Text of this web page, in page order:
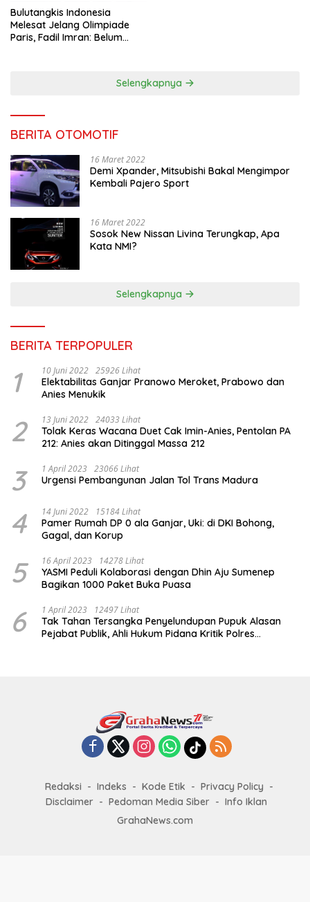
Bulutangkis Indonesia
Melesat Jelang Olimpiade
Paris, Fadil Imran: Belum
Selengkapnya
BERITA OTOMOTIF
16 Maret 2022
Demi Xpander, Mitsubishi Bakal Mengimpor
Kembali Pajero Sport
16 Maret 2022
Sosok New Nissan Livina Terungkap, Apa
Kata NMI?
Selengkapnya
BERITA TERPOPULER
1 10 Juni 2022 25926 Lihat
Elektabilitas Ganjar Pranowo Meroket, Prabowo dan
Anies Menukik
2 13 Juni 2022 24033 Lihat
Tolak Keras Wacana Duet Cak Imin-Anies, Pentolan PA
212: Anies akan Ditinggal Massa 212
3 1 April 2023 23066 Lihat
Urgensi Pembangunan Jalan Tol Trans Madura
4 14 Juni 2022 15184 Lihat
Pamer Rumah DP 0 ala Ganjar, Uki: di DKI Bohong,
Gagal, dan Korup
5 16 April 2023 14278 Lihat
YASMI Peduli Kolaborasi dengan Dhin Aju Sumenep
Bagikan 1000 Paket Buka Puasa
6 1 April 2023 12497 Lihat
Tak Tahan Tersangka Penyelundupan Pupuk Alasan
Pejabat Publik, Ahli Hukum Pidana Kritik Polres
Redaksi Indeks Kode Etik
Privacy Policy
Disclaimer
Pedoman Media Siber
Info Iklan
GrahaNews.com